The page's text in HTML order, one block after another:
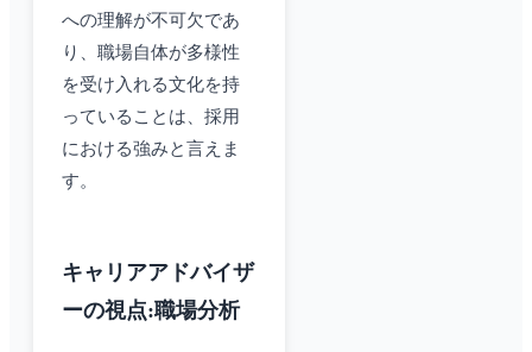
への理解が不可欠であ
り、職場自体が多様性
を受け入れる文化を持
っていることは、採用
における強みと言えま
す。
キャリアアドバイザ
ーの視点:職場分析